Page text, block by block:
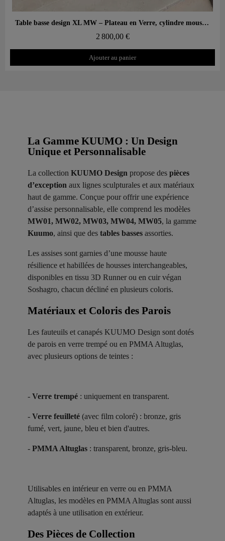
Aperçu rapide Table basse design XL MW – Plateau en Verre, cylindre mousse alvéolaire
2 800,00 €
Ajouter au panier
La Gamme KUUMO : Un Design
Unique et Personnalisable
La collection KUUMO Design propose des pièces
d’exception aux lignes sculpturales et aux matériaux
haut de gamme. Conçue pour offrir une expérience
d’assise personnalisable, elle comprend les modèles
MW01, MW02, MW03, MW04, MW05, la gamme
Kuumo, ainsi que des tables basses assorties.
Les assises sont garnies d’une mousse haute
résilience et habillées de housses interchangeables,
disponibles en tissu 3D Runner ou en cuir végan
Soshagro, chacun décliné en plusieurs coloris.
Matériaux et Coloris des Parois ​
Les fauteuils et canapés KUUMO Design sont dotés
de parois en verre trempé ou en PMMA Altuglas,
avec plusieurs options de teintes :
- Verre trempé : uniquement en transparent.
- Verre feuilleté (avec film coloré) : bronze, gris
fumé, vert, jaune, bleu et bien d'autres.
- PMMA Altuglas : transparent, bronze, gris-bleu.
Utilisables en intérieur en verre ou en PMMA
Altuglas, les modèles en PMMA Altuglas sont aussi
adaptés à une utilisation en extérieur.
Des Pièces de Collection ​